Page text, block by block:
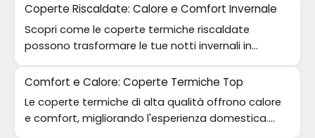
Coperte Riscaldate: Calore e Comfort Invernale
Scopri come le coperte termiche riscaldate
possono trasformare le tue notti invernali in
Comfort e Calore: Coperte Termiche Top
Le coperte termiche di alta qualità offrono calore
e comfort, migliorando l'esperienza domestica.